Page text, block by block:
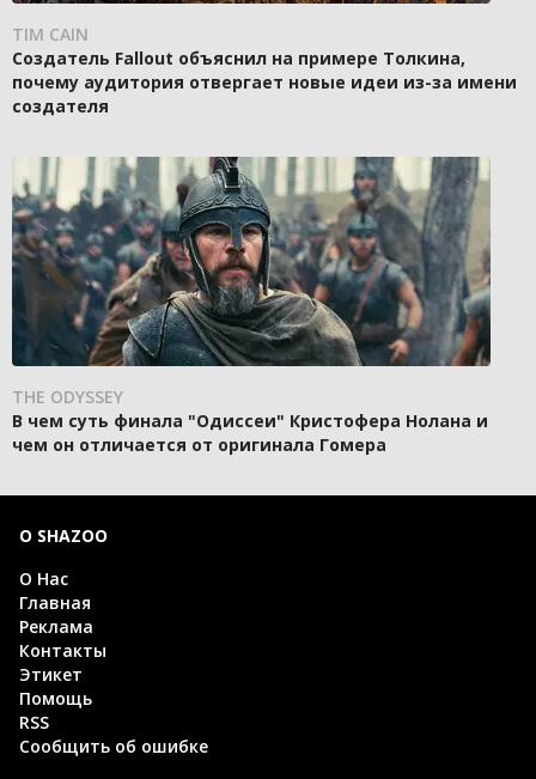
TIM CAIN
Создатель Fallout объяснил на примере Толкина,
почему аудитория отвергает новые идеи из-за имени
создателя
THE ODYSSEY
В чем суть финала "Одиссеи" Кристофера Нолана и
чем он отличается от оригинала Гомера
О SHAZOO
О Нас
Главная
Реклама
Контакты
Этикет
Помощь
RSS
Сообщить об ошибке